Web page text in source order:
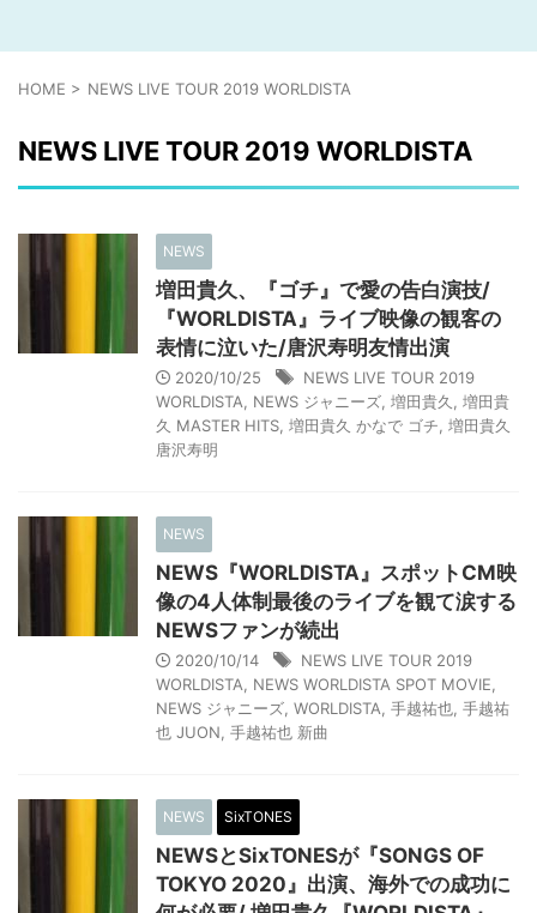
HOME > NEWS LIVE TOUR 2019 WORLDISTA
NEWS LIVE TOUR 2019 WORLDISTA
NEWS
増田貴久、『ゴチ』で愛の告白演技/
『WORLDISTA』ライブ映像の観客の
表情に泣いた/唐沢寿明友情出演
2020/10/25
NEWS LIVE TOUR 2019
WORLDISTA
NEWS ジャニーズ 増田貴久
増田貴
久 MASTER HITS 増田貴久 かなで ゴチ 増田貴久
唐沢寿明
NEWS
NEWS『WORLDISTA』スポットCM映
像の4人体制最後のライブを観て涙する
NEWSファンが続出
2020/10/14
NEWS LIVE TOUR 2019
WORLDISTA
NEWS WORLDISTA SPOT MOVIE
NEWS ジャニーズ WORLDISTA 手越祐也 手越祐
也 JUON 手越祐也 新曲
NEWS SixTONES
NEWSとSixTONESが『SONGS OF
TOKYO 2020』出演、海外での成功に